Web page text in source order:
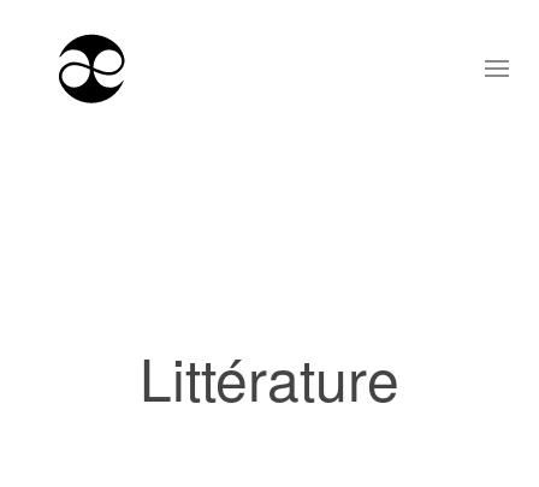
Littérature